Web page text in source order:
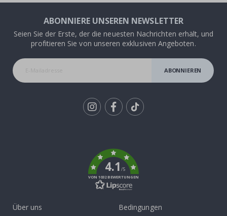
ABONNIERE UNSEREN NEWSLETTER
Seien Sie der Erste, der die neuesten Nachrichten erhält, und
profitieren Sie von unseren exklusiven Angeboten.
ABONNIEREN
4.1/5
VON 1032 BEWERTUNGEN
Über uns
Bedingungen